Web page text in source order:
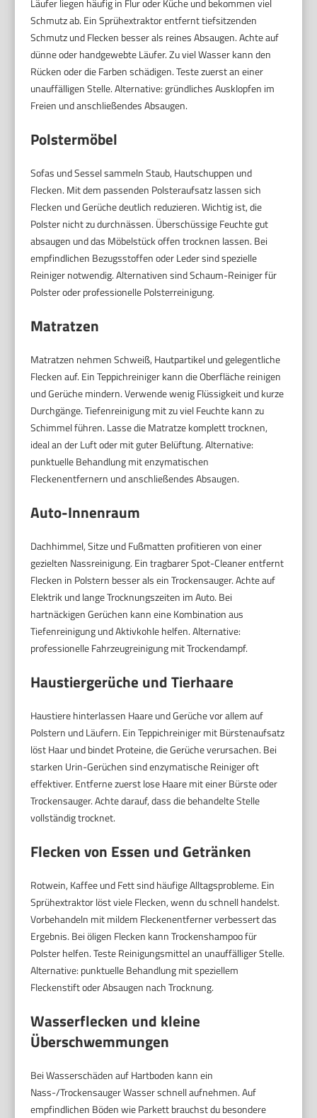
Läufer liegen häufig in Flur oder Küche und bekommen viel
Schmutz ab. Ein Sprühextraktor entfernt tiefsitzenden
Schmutz und Flecken besser als reines Absaugen. Achte auf
dünne oder handgewebte Läufer. Zu viel Wasser kann den
Rücken oder die Farben schädigen. Teste zuerst an einer
unauffälligen Stelle. Alternative: gründliches Ausklopfen im
Freien und anschließendes Absaugen.
Polstermöbel
Sofas und Sessel sammeln Staub, Hautschuppen und
Flecken. Mit dem passenden Polsteraufsatz lassen sich
Flecken und Gerüche deutlich reduzieren. Wichtig ist, die
Polster nicht zu durchnässen. Überschüssige Feuchte gut
absaugen und das Möbelstück offen trocknen lassen. Bei
empfindlichen Bezugsstoffen oder Leder sind spezielle
Reiniger notwendig. Alternativen sind Schaum-Reiniger für
Polster oder professionelle Polsterreinigung.
Matratzen
Matratzen nehmen Schweiß, Hautpartikel und gelegentliche
Flecken auf. Ein Teppichreiniger kann die Oberfläche reinigen
und Gerüche mindern. Verwende wenig Flüssigkeit und kurze
Durchgänge. Tiefenreinigung mit zu viel Feuchte kann zu
Schimmel führen. Lasse die Matratze komplett trocknen,
ideal an der Luft oder mit guter Belüftung. Alternative:
punktuelle Behandlung mit enzymatischen
Fleckenentfernern und anschließendes Absaugen.
Auto-Innenraum
Dachhimmel, Sitze und Fußmatten profitieren von einer
gezielten Nassreinigung. Ein tragbarer Spot-Cleaner entfernt
Flecken in Polstern besser als ein Trockensauger. Achte auf
Elektrik und lange Trocknungszeiten im Auto. Bei
hartnäckigen Gerüchen kann eine Kombination aus
Tiefenreinigung und Aktivkohle helfen. Alternative:
professionelle Fahrzeugreinigung mit Trockendampf.
Haustiergerüche und Tierhaare
Haustiere hinterlassen Haare und Gerüche vor allem auf
Polstern und Läufern. Ein Teppichreiniger mit Bürstenaufsatz
löst Haar und bindet Proteine, die Gerüche verursachen. Bei
starken Urin-Gerüchen sind enzymatische Reiniger oft
effektiver. Entferne zuerst lose Haare mit einer Bürste oder
Trockensauger. Achte darauf, dass die behandelte Stelle
vollständig trocknet.
Flecken von Essen und Getränken
Rotwein, Kaffee und Fett sind häufige Alltagsprobleme. Ein
Sprühextraktor löst viele Flecken, wenn du schnell handelst.
Vorbehandeln mit mildem Fleckenentferner verbessert das
Ergebnis. Bei öligen Flecken kann Trockenshampoo für
Polster helfen. Teste Reinigungsmittel an unauffälliger Stelle.
Alternative: punktuelle Behandlung mit speziellem
Fleckenstift oder Absaugen nach Trocknung.
Wasserflecken und kleine
Überschwemmungen
Bei Wasserschäden auf Hartboden kann ein
Nass-/Trockensauger Wasser schnell aufnehmen. Auf
empfindlichen Böden wie Parkett brauchst du besondere